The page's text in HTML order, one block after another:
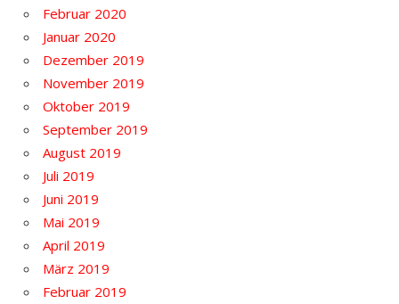
Februar 2020
Januar 2020
Dezember 2019
November 2019
Oktober 2019
September 2019
August 2019
Juli 2019
Juni 2019
Mai 2019
April 2019
März 2019
Februar 2019